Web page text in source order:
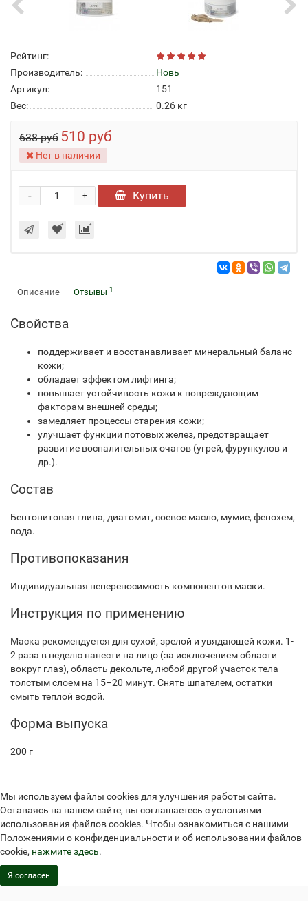
Рейтинг:
Производитель:
Новь
Артикул:
151
Вес:
0.26 кг
638 руб 510 руб
Нет в наличии
+
- Купить
Описание Отзывы 1
Свойства
поддерживает и восстанавливает минеральный баланс
кожи;
обладает эффектом лифтинга;
повышает устойчивость кожи к повреждающим
факторам внешней среды;
замедляет процессы старения кожи;
улучшает функции потовых желез, предотвращает
развитие воспалительных очагов (угрей, фурункулов и
др.).
Состав
Бентонитовая глина, диатомит, соевое масло, мумие, фенохем,
вода.
Противопоказания
Индивидуальная непереносимость компонентов маски.
Инструкция по применению
Маска рекомендуется для сухой, зрелой и увядающей кожи. 1-
2 раза в неделю нанести на лицо (за исключением области
вокруг глаз), область декольте, любой другой участок тела
толстым слоем на 15–20 минут. Снять шпателем, остатки
смыть теплой водой.
Форма выпуска
200 г
Мы используем файлы cookies для улучшения работы сайта.
Оставаясь на нашем сайте, вы соглашаетесь с условиями
использования файлов cookies. Чтобы ознакомиться с нашими
Положениями о конфиденциальности и об использовании файлов
cookie, нажмите здесь.
Я согласен